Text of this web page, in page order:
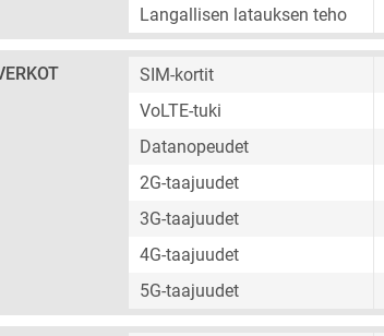
Langallisen latauksen teho
SIM-kortit
VoLTE-tuki
Datanopeudet
2G-taajuudet
3G-taajuudet
4G-taajuudet
5G-taajuudet